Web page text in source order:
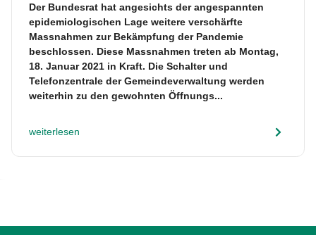
Der Bundesrat hat angesichts der angespannten
epidemiologischen Lage weitere verschärfte
Massnahmen zur Bekämpfung der Pandemie
beschlossen. Diese Massnahmen treten ab Montag,
18. Januar 2021 in Kraft. Die Schalter und
Telefonzentrale der Gemeindeverwaltung werden
weiterhin zu den gewohnten Öffnungs...
weiterlesen